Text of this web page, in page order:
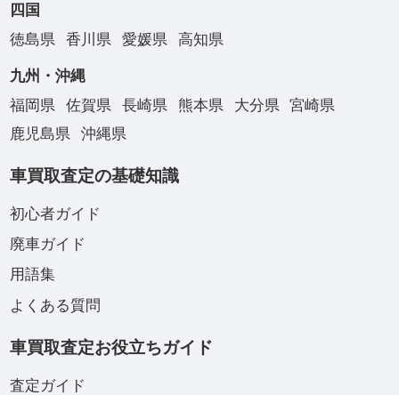
四国
徳島県
香川県 愛媛県 高知県
九州・沖縄
福岡県
佐賀県 長崎県 熊本県 大分県
宮崎県
鹿児島県
沖縄県
車買取査定の基礎知識
初心者ガイド
廃車ガイド
用語集
よくある質問
車買取査定お役立ちガイド
査定ガイド